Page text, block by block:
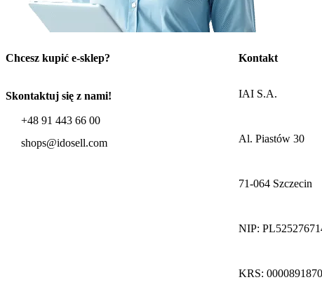
Chcesz kupić e-sklep?
Skontaktuj się z nami!
+48 91 443 66 00
shops@idosell.com
Kontakt
IAI S.A.
Al. Piastów 30
71-064 Szczecin
NIP:
KRS: 0000891870